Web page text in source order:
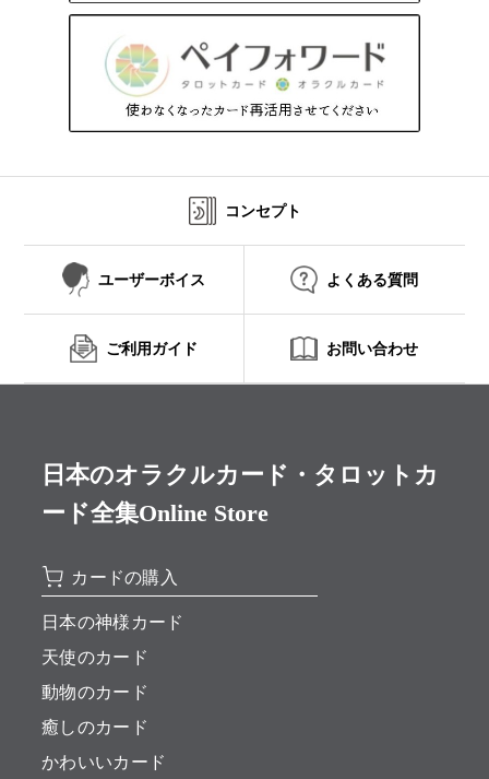
コンセプト
ユーザーボイス よくある質問
ご利用ガイド お問い合わせ
日本のオラクルカード・タロットカ
ード全集Online Store
カードの購入
日本の神様カード
天使のカード
動物のカード
癒しのカード
かわいいカード